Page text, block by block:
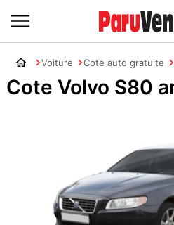
Voiture Cote auto gratuite
Cote Volvo S80